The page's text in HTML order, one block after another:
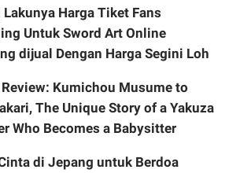
Lakunya Harga Tiket Fans
Untuk Sword Art Online
dijual Dengan Harga Segini Loh
Kumichou Musume to
The Unique Story of a Yakuza
Who Becomes a Babysitter
di Jepang untuk Berdoa